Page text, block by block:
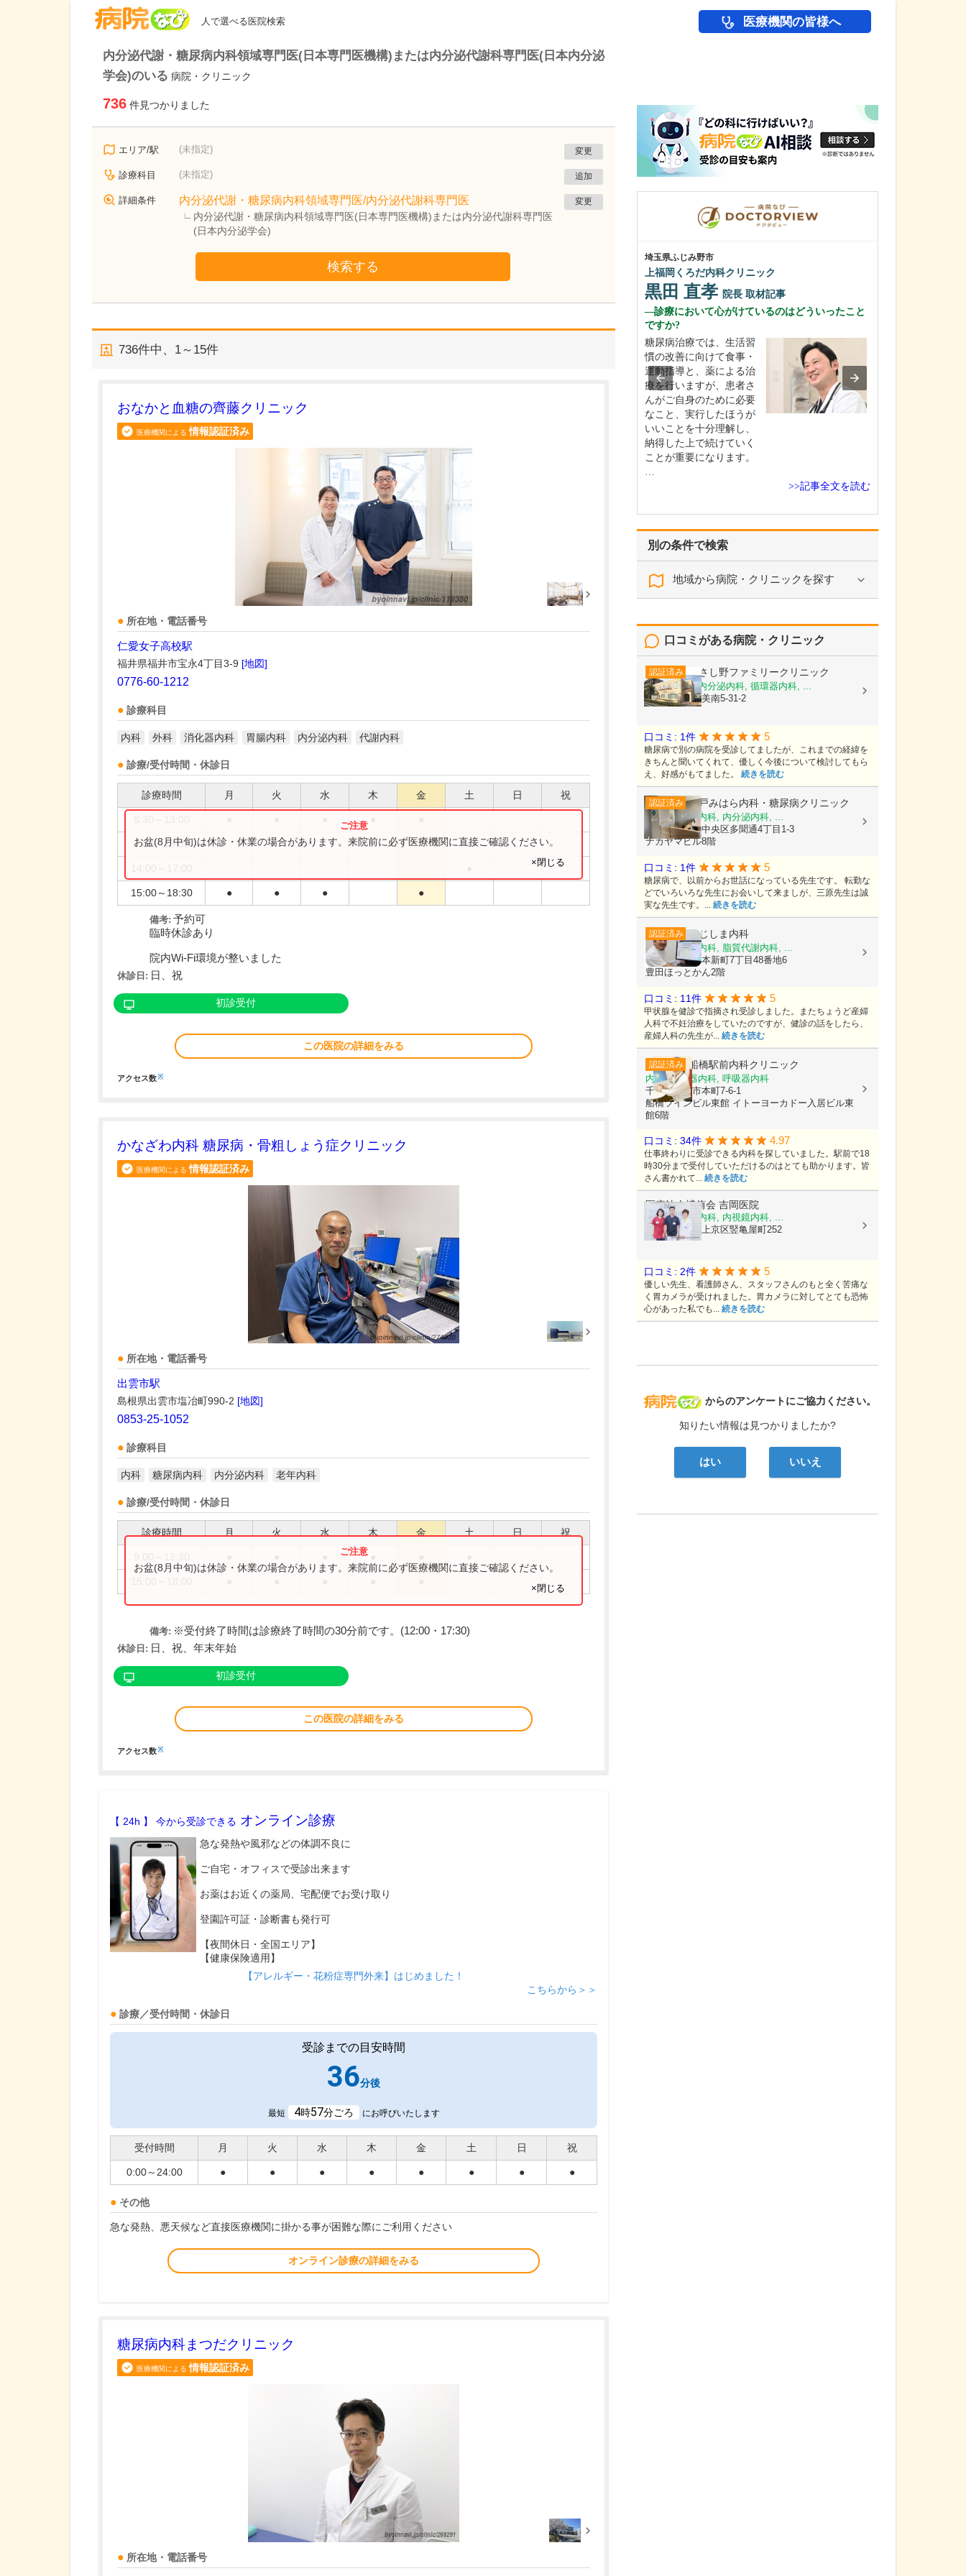
人で選べる医院検索 医療機関の皆様へ
内分泌代謝・糖尿病内科領域専門医(日本専門医機構)または内分泌代謝科専門医(日本内分泌
学会)のいる 病院・クリニック
736 件見つかりました
エリア/駅 (未指定) 変更
診療科目 (未指定) 追加
詳細条件 内分泌代謝・糖尿病内科領域専門医/内分泌代謝科専門医
内分泌代謝・糖尿病内科領域専門医(日本専門医機構)または内分泌代謝科専門医
(日本内分泌学会)
変更
検索する
736件中、 1～15件
おなかと血糖の齊藤クリニック
医療機関による 情報認証済み
所在地・電話番号
仁愛女子高校駅
福井県福井市宝永4丁目3-9 [地図]
0776-60-1212
診療科目
内科 外科 消化器内科 胃腸内科 内分泌内科 代謝内科
診療/受付時間・休診日
診療時間 月 火 水 木 金 土 日 祝
9:00～13:00 ●
15:00～18:30 ● ● ● ●
お盆(8月中旬)は休診・休業の場合があります。来院前に必ず医療機関に直接ご確認ください。
×閉じる
備考: 予約可
臨時休診あり
院内Wi-Fi環境が整いました
休診日: 日、祝
初診受付
この医院の詳細をみる
アクセス数※
かなざわ内科 糖尿病・骨粗しょう症クリニック
医療機関による 情報認証済み
所在地・電話番号
出雲市駅
島根県出雲市塩冶町990-2 [地図]
0853-25-1052
診療科目
内科 糖尿病内科 内分泌内科 老年内科
診療/受付時間・休診日
診療時間 月 火 水 木 金 土 日 祝
お盆(8月中旬)は休診・休業の場合があります。来院前に必ず医療機関に直接ご確認ください。
×閉じる
備考: ※受付終了時間は診療終了時間の30分前です。(12:00・17:30)
休診日: 日、祝、年末年始
初診受付
この医院の詳細をみる
アクセス数※
【 24h 】 今から受診できる オンライン診療
急な発熱や風邪などの体調不良に
ご自宅・オフィスで受診出来ます
お薬はお近くの薬局、宅配便でお受け取り
登園許可証・診断書も発行可
【夜間休日・全国エリア】
【健康保険適用】
【アレルギー・花粉症専門外来】はじめました！
こちらから＞＞
診療／受付時間・休診日
受診までの目安時間
36分後
最短 4時57分ごろ にお呼びいたします
受付時間 月 火 水 木 金 土 日 祝
0:00～24:00 ● ● ● ● ● ● ● ●
その他
急な発熱、悪天候など直接医療機関に掛かる事が困難な際にご利用ください
オンライン診療の詳細をみる
糖尿病内科まつだクリニック
医療機関による 情報認証済み
所在地・電話番号
別の条件で検索
地域から病院・クリニックを探す
病院なび
からのアンケートにご協力ください。
知りたい情報は見つかりましたか?
はい いいえ
口コミがある病院・クリニック
認証済み むさし野ファミリークリニック
内科, 糖尿病内分泌内科, 循環器内科, ...
埼玉県吉川市美南5-31-2
口コミ: 1件 5
糖尿病で別の病院を受診してましたが、これまでの経緯を
きちんと聞いてくれて、優しく今後について検討してもら
え、好感がもてました。 続きを読む
認証済み 神戸みはら内科・糖尿病クリニック
内科, 糖尿病内科, 内分泌内科, ...
兵庫県神戸市中央区多聞通4丁目1-3
ナカヤマビル8階
口コミ: 1件 5
糖尿病で、以前からお世話になっている先生です。 転勤な
どでいろいろな先生にお会いして来ましが、三原先生は誠
実な先生です。... 続きを読む
認証済み ふじしま内科
内科, 糖尿病内科, 脂質代謝内科, ...
愛知県豊田市本新町7丁目48番地6
豊田ほっとかん2階
口コミ: 11件 5
甲状腺を健診で指摘され受診しました。またちょうど産婦
人科で不妊治療をしていたのですが、健診の話をしたら、
産婦人科の先生が... 続きを読む
認証済み 船橋駅前内科クリニック
内科, 循環器内科, 呼吸器内科
千葉県船橋市本町7-6-1
船橋ツインビル東館 イトーヨーカドー入居ビル東
館6階
口コミ: 34件 4.97
仕事終わりに受診できる内科を探していました。駅前で18
時30分まで受付していただけるのはとても助かります。皆
さん書かれて... 続きを読む
医療法人博侑会 吉岡医院
内科, 消化器内科, 内視鏡内科, ...
京都府京都市上京区竪亀屋町252
口コミ: 2件 5
優しい先生、看護師さん、スタッフさんのもと全く苦痛な
く胃カメラが受けれました。胃カメラに対してとても恐怖
心があった私でも... 続きを読む
できる「アイチケット…
埼玉県ふじみ野市
上福岡くろだ内科クリニック
黒田 直孝 院長 取材記事
診療において心がけているのはどういったこと
ですか?
糖尿病治療では、生活習
慣の改善に向けて食事・
運動指導と、薬による治
療を行いますが、患者さ
んがご自身のために必要
なこと、実行したほうが
いいことを十分理解し、
納得した上で続けていく
ことが重要になります。
…
>>記事全文を読む